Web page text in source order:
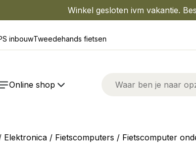
Winkel gesloten ivm vakantie.
inbouwTweedehands fietsen
Online shop
Elektronica / Fietscomputers / Fietscomputer